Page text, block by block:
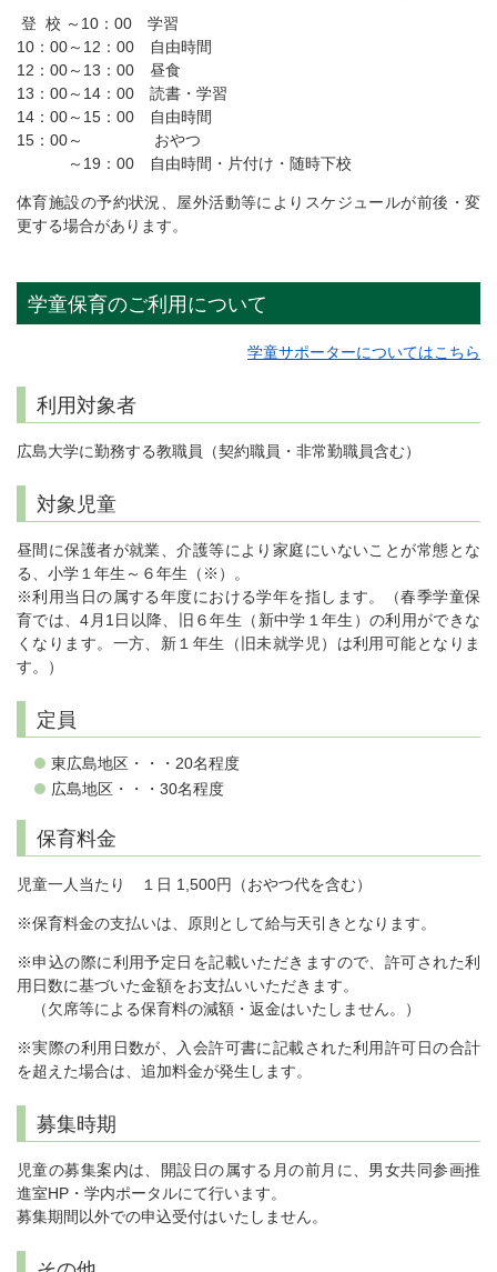
登 校 ～10：00 学習
10：00～12：00 自由時間
12：00～13：00 昼食
13：00～14：00 読書・学習
14：00～15：00 自由時間
15：00～ おやつ
～19：00 自由時間・片付け・随時下校
体育施設の予約状況、屋外活動等によりスケジュールが前後・変
更する場合があります。
学童保育のご利用について
学童サポーターについてはこちら
利用対象者
広島大学に勤務する教職員（契約職員・非常勤職員含む）
対象児童
昼間に保護者が就業、介護等により家庭にいないことが常態とな
る、小学１年生～６年生（※）。
※利用当日の属する年度における学年を指します。（春季学童保
育では、4月1日以降、旧６年生（新中学１年生）の利用ができな
くなります。一方、新１年生（旧未就学児）は利用可能となりま
す。）
定員
東広島地区・・・20名程度
広島地区・・・30名程度
保育料金
児童一人当たり １日 1,500円（おやつ代を含む）
※保育料金の支払いは、原則として給与天引きとなります。
※申込の際に利用予定日を記載いただきますので、許可された利
用日数に基づいた金額をお支払いいただきます。
（欠席等による保育料の減額・返金はいたしません。）
※実際の利用日数が、入会許可書に記載された利用許可日の合計
を超えた場合は、追加料金が発生します。
募集時期
児童の募集案内は、開設日の属する月の前月に、男女共同参画推
進室HP・学内ポータルにて行います。
募集期間以外での申込受付はいたしません。